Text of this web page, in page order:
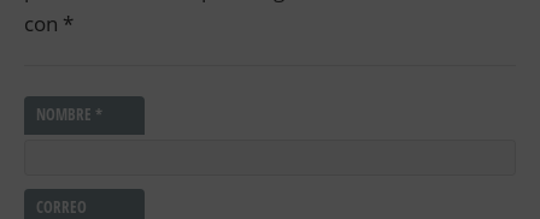
con *
NOMBRE *
CORREO